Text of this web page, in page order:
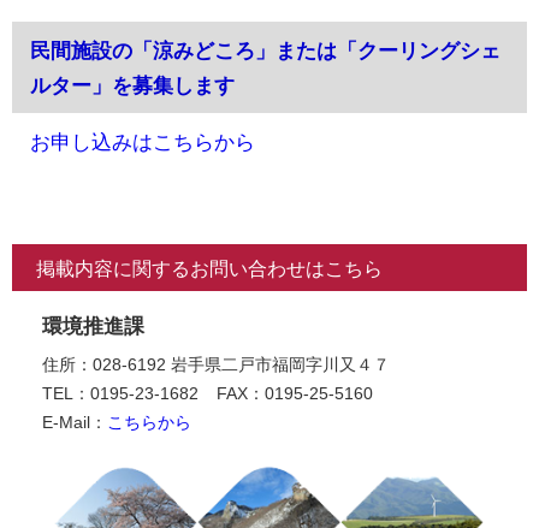
民間施設の「涼みどころ」または「クーリングシェ
ルター」を募集します
お申し込みはこちらから
掲載内容に関するお問い合わせはこちら
環境推進課
住所：028-6192 岩手県二戸市福岡字川又４７
TEL：0195-23-1682
FAX：0195-25-5160
E-Mail： こちらから